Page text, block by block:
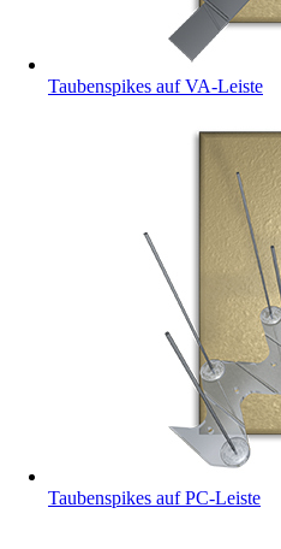
Taubenspikes auf VA-Leiste
Taubenspikes auf PC-Leiste